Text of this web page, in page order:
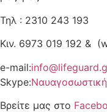
Τηλ : 2310 243 193
Κιν. 6973 019 192 &
e-mail:
Skype:
Βρείτε μας στο